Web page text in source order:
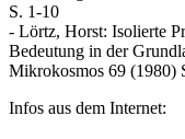
S. 1-10
- Lörtz, Horst: Isolierte
Bedeutung in der
Mikrokosmos 69 (1980)
Infos aus dem Internet: